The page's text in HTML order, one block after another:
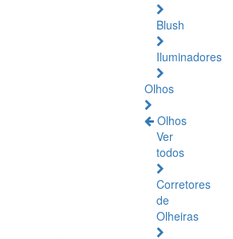
Blush
Iluminadores
Olhos
Olhos
Ver
todos
Corretores
de
Olheiras